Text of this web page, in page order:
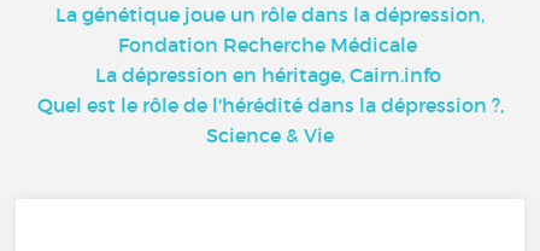
La génétique joue un rôle dans la dépression,
Fondation Recherche Médicale
La dépression en héritage, Cairn.info
Quel est le rôle de l'hérédité dans la dépression ?,
Science & Vie